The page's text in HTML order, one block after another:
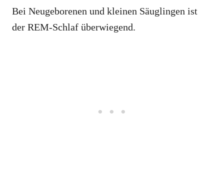
Bei Neugeborenen und kleinen Säuglingen ist
der REM-Schlaf überwiegend.